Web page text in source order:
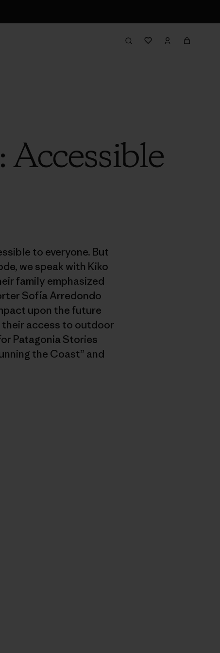
Accessible
to everyone. But
we speak with Kiko
family emphasized
Sofía Arredondo
upon the future
their access to outdoor
Patagonia Stories
the Coast” and